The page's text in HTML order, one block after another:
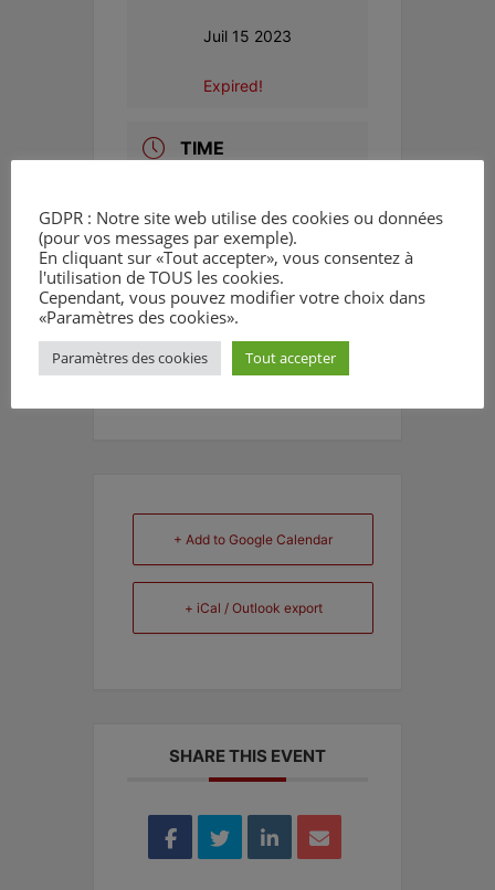
Juil 15 2023
Expired!
TIME
h 00 min
LOCATION
Bruxelles
Parc de Bruxelles
+ Add to Google Calendar
+ iCal / Outlook export
SHARE THIS EVENT
GDPR : Notre site web utilise des cookies ou données
(pour vos messages par exemple).
En cliquant sur «Tout accepter», vous consentez à
l'utilisation de TOUS les cookies.
Cependant, vous pouvez modifier votre choix dans
«Paramètres des cookies».
Paramètres des cookies Tout accepter